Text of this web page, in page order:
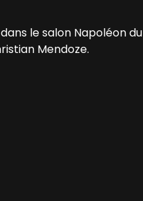
le salon Napoléon du
Mendoze.